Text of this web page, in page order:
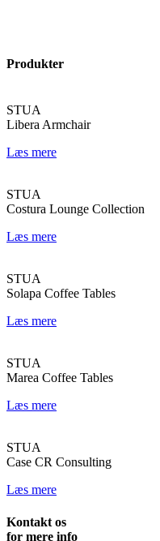
Produkter
STUA
Libera Armchair
Læs mere
STUA
Costura Lounge Collection
Læs mere
STUA
Solapa Coffee Tables
Læs mere
STUA
Marea Coffee Tables
Læs mere
STUA
Case CR Consulting
Læs mere
Kontakt os
for mere info